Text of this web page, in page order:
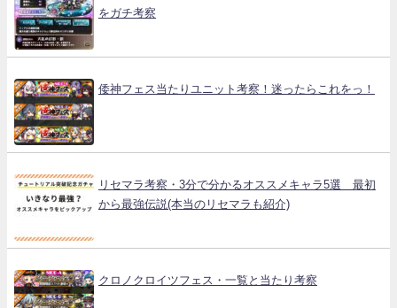
をガチ考察
倭神フェス当たりユニット考察！迷ったらこれをっ！
リセマラ考察・3分で分かるオススメキャラ5選 最初
から最強伝説(本当のリセマラも紹介)
クロノクロイツフェス・一覧と当たり考察